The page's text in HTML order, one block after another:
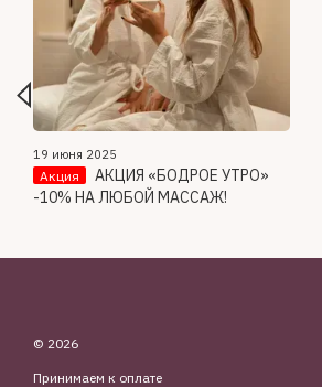
19 июня 2025
Акция
АКЦИЯ «БОДРОЕ УТРО»
-10% НА ЛЮБОЙ МАССАЖ!
© 2026
Принимаем к оплате